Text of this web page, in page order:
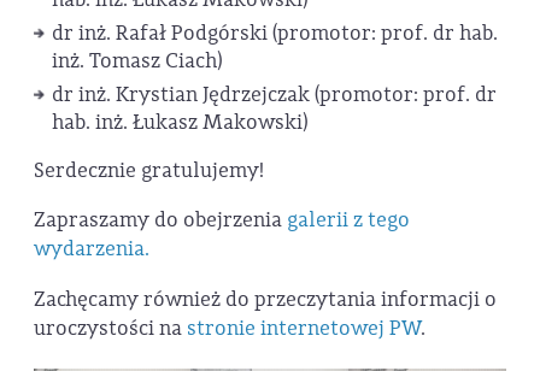
dr inż. Rafał Podgórski (promotor: prof. dr hab.
inż. Tomasz Ciach)
dr inż. Krystian Jędrzejczak (promotor: prof. dr
hab. inż. Łukasz Makowski)
Serdecznie gratulujemy!
Zapraszamy do obejrzenia galerii z tego
wydarzenia.
Zachęcamy również do przeczytania informacji o
uroczystości na stronie internetowej PW.